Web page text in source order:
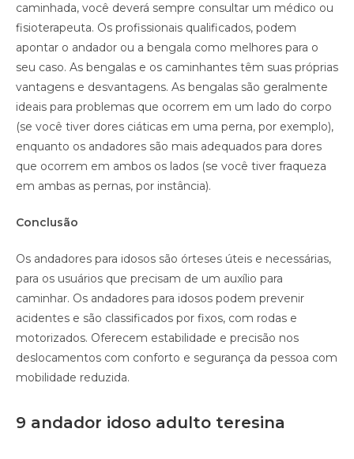
caminhada, você deverá sempre consultar um médico ou
fisioterapeuta. Os profissionais qualificados, podem
apontar o andador ou a bengala como melhores para o
seu caso. As bengalas e os caminhantes têm suas próprias
vantagens e desvantagens. As bengalas são geralmente
ideais para problemas que ocorrem em um lado do corpo
(se você tiver dores ciáticas em uma perna, por exemplo),
enquanto os andadores são mais adequados para dores
que ocorrem em ambos os lados (se você tiver fraqueza
em ambas as pernas, por instância).
Conclusão
Os andadores para idosos são órteses úteis e necessárias,
para os usuários que precisam de um auxílio para
caminhar. Os andadores para idosos podem prevenir
acidentes e são classificados por fixos, com rodas e
motorizados. Oferecem estabilidade e precisão nos
deslocamentos com conforto e segurança da pessoa com
mobilidade reduzida.
9 andador idoso adulto teresina